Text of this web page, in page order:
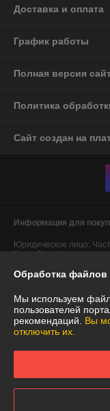
Доставка и оплата
График работы
Полная версия
Политика
Сайт создан на
Информация для
Юридическое лицо:
"АннаДекор"
УНП: 290487319
Регистрационный
Дата регистрации
Местонахождение
Обработка файлов
Мы используем
пользователей
рекомендаций. Вы
отключить их.